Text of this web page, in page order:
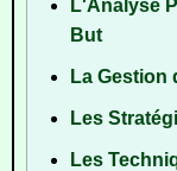
L'Analyse
But
La Gestion
Les
Les